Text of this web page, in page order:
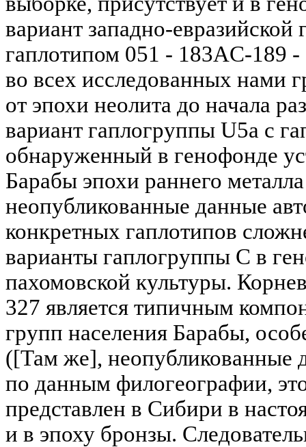
вариант западно-
гаплотипом 051 - 183AC-189
во всех исследованных нами
от эпохи неолита до начала
вариант гаплогруппы U5a с
обнаруженный в генофонде
Барабы эпохи раннего
неопубликованные данные
конкретных гаплотипов
варианты гаплогруппы C в
пахомовской культуры.
327 является типичным
групп населения Барабы,
([Там же], неопубликованные
по данным филогеографии,
представлен в Сибири в
и в эпоху бронзы.